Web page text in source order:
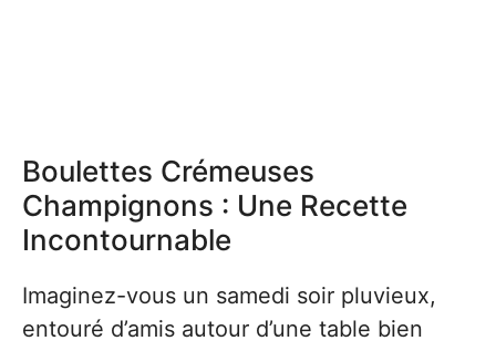
Boulettes Crémeuses
Champignons : Une Recette
Incontournable
Imaginez-vous un samedi soir pluvieux,
entouré d’amis autour d’une table bien